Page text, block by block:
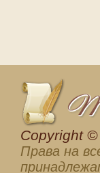
Сopyright
Права на